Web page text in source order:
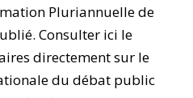
Pluriannuelle de
Consulter ici le
directement sur le
du débat public